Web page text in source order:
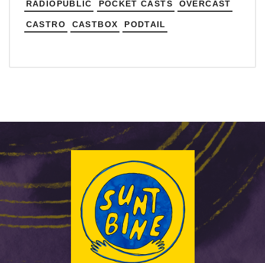
RADIOPUBLIC POCKET CASTS OVERCAST
CASTRO CASTBOX PODTAIL